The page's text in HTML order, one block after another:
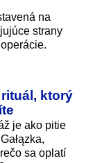
na
strany
ktorý
je ako pitie
sa oplatí